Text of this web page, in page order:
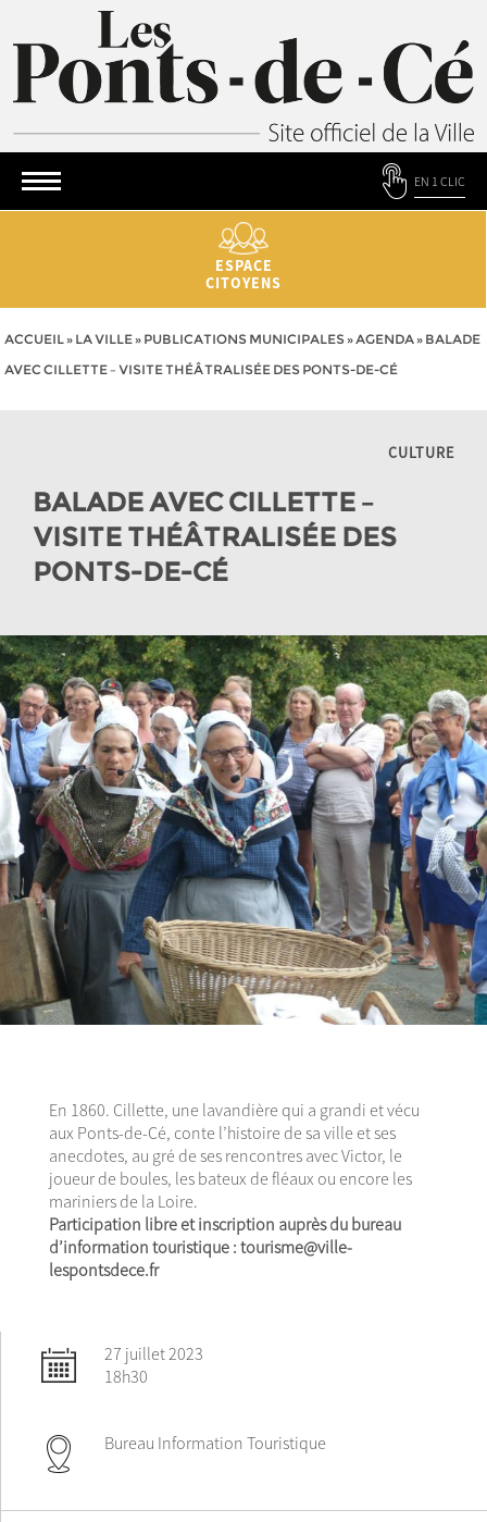
EN 1 CLIC
ESPACE
CITOYENS
ACCUEIL» LA VILLE» PUBLICATIONS MUNICIPALES»AGENDA» BALADE
AVEC CILLETTE – VISITE THÉÂTRALISÉE DES PONTS-DE-CÉ
CULTURE
BALADE AVEC CILLETTE –
VISITE THÉÂTRALISÉE DES
PONTS-DE-CÉ
En 1860. Cillette, une lavandière qui a grandi et vécu
aux Ponts-de-Cé, conte l’histoire de sa ville et ses
anecdotes, au gré de ses rencontres avec Victor, le
joueur de boules, les bateux de fléaux ou encore les
mariniers de la Loire.
Participation libre et inscription auprès du bureau
d’information touristique : tourisme@ville-
lespontsdece.fr
27 juillet 2023
18h30
Bureau Information Touristique